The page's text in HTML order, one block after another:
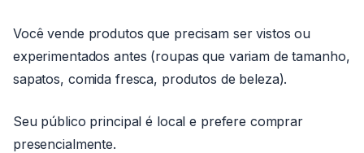
Você vende produtos que precisam ser vistos ou
experimentados antes (roupas que variam de tamanho,
sapatos, comida fresca, produtos de beleza).
Seu público principal é local e prefere comprar
presencialmente.